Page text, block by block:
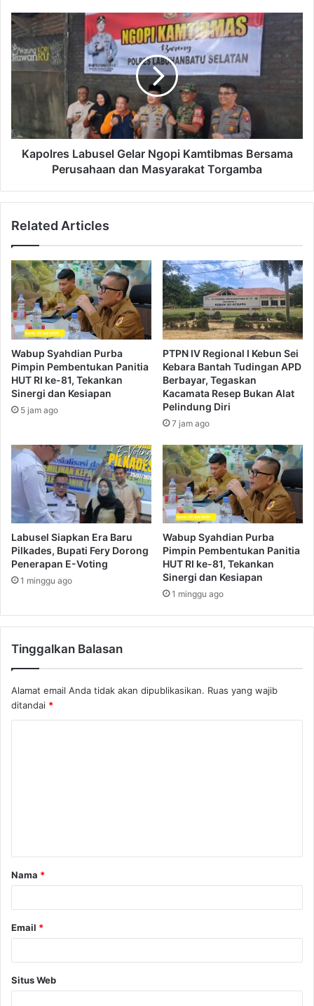
Kapolres Labusel Gelar Ngopi Kamtibmas Bersama
Perusahaan dan Masyarakat Torgamba
Related Articles
Wabup Syahdian Purba
Pimpin Pembentukan Panitia
HUT RI ke-81, Tekankan
Sinergi dan Kesiapan
5 jam ago
PTPN IV Regional I Kebun Sei
Kebara Bantah Tudingan APD
Berbayar, Tegaskan
Kacamata Resep Bukan Alat
Pelindung Diri
7 jam ago
Labusel Siapkan Era Baru
Pilkades, Bupati Fery Dorong
Penerapan E-Voting
1 minggu ago
Wabup Syahdian Purba
Pimpin Pembentukan Panitia
HUT RI ke-81, Tekankan
Sinergi dan Kesiapan
1 minggu ago
Tinggalkan Balasan
Alamat email Anda tidak akan dipublikasikan. Ruas yang wajib
ditandai *
a
r
Nama *
Email *
Situs Web